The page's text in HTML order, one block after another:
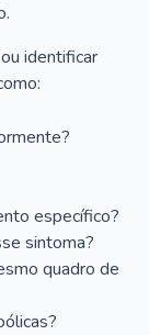
identificar
específico?
sintoma?
quadro de